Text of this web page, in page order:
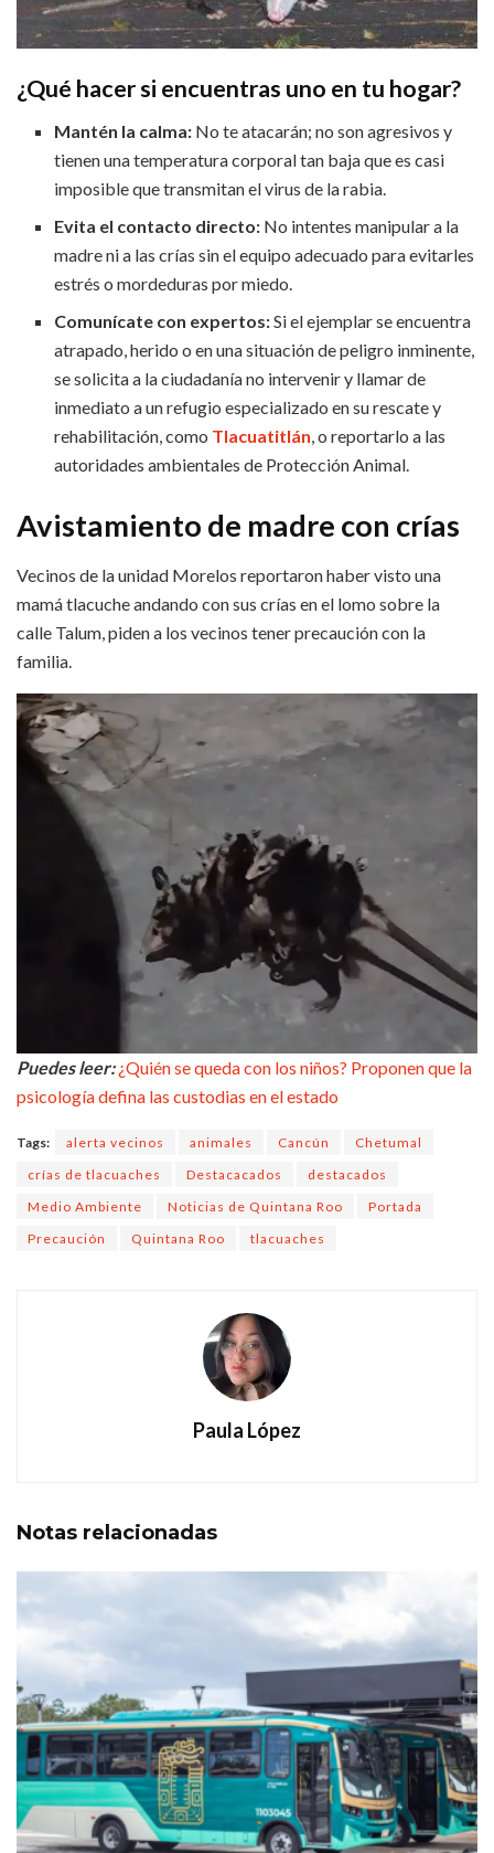
¿Qué hacer si encuentras uno en tu hogar?
Mantén la calma: No te atacarán; no son agresivos y
tienen una temperatura corporal tan baja que es casi
imposible que transmitan el virus de la rabia.
Evita el contacto directo: No intentes manipular a la
madre ni a las crías sin el equipo adecuado para evitarles
estrés o mordeduras por miedo.
Comunícate con expertos:Si el ejemplar se encuentra
atrapado, herido o en una situación de peligro inminente,
se solicita a la ciudadanía no intervenir y llamar de
inmediato a un refugio especializado en su rescate y
rehabilitación, como Tlacuatitlán, o reportarlo a las
autoridades ambientales de Protección Animal.
Avistamiento de madre con crías
Vecinos de la unidad Morelos reportaron haber visto una
mamá tlacuche andando con sus crías en el lomo sobre la
calle Talum, piden a los vecinos tener precaución con la
familia.
Puedes leer:¿Quién se queda con los niños? Proponen que la
psicología defina las custodias en el estado
Tags: alerta vecinos animales Cancún
Chetumal
crías de tlacuaches
Destacacados
destacados
Medio Ambiente
Noticias de Quintana Roo
Portada
Precaución
Quintana Roo tlacuaches
Paula López
Notas relacionadas